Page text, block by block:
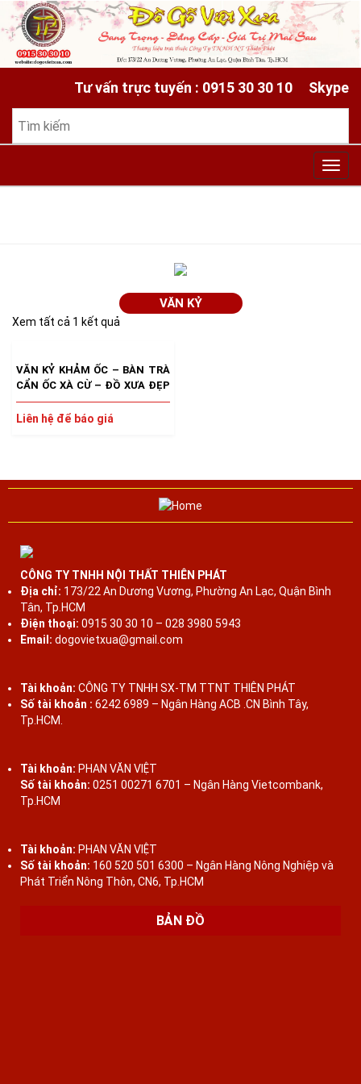
Tư vấn trực tuyến : 0915 30 30 10 Skype
VĂN KỶ
Xem tất cả 1 kết quả
VĂN KỶ KHẢM ỐC – BÀN TRÀ
CẨN ỐC XÀ CỪ – ĐỒ XƯA ĐẸP
HIẾM
Liên hệ để báo giá
CÔNG TY TNHH NỘI THẤT THIÊN PHÁT
Địa chỉ: 173/22 An Dương Vương, Phường An Lạc, Quận Bình
Tân, Tp.HCM
Điện thoại: 0915 30 30 10 – 028 3980 5943
Email: dogovietxua@gmail.com
Tài khoản: CÔNG TY TNHH SX-TM TTNT THIÊN PHÁT
Số tài khoản : 6242 6989 – Ngân Hàng ACB .CN Bình Tây,
Tp.HCM.
Tài khoản: PHAN VĂN VIỆT
Số tài khoản: 0251 00271 6701 – Ngân Hàng Vietcombank,
Tp.HCM
Tài khoản: PHAN VĂN VIỆT
Số tài khoản: 160 520 501 6300 – Ngân Hàng Nông Nghiệp và
Phát Triển Nông Thôn, CN6, Tp.HCM
BẢN ĐỒ